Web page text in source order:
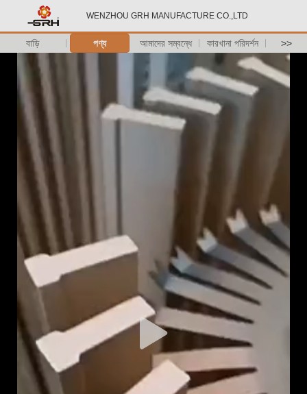
WENZHOU GRH MANUFACTURE CO.,LTD
বাড়ি পণ্য আমাদের সম্বন্ধে কারখানা পরিদর্শন >>